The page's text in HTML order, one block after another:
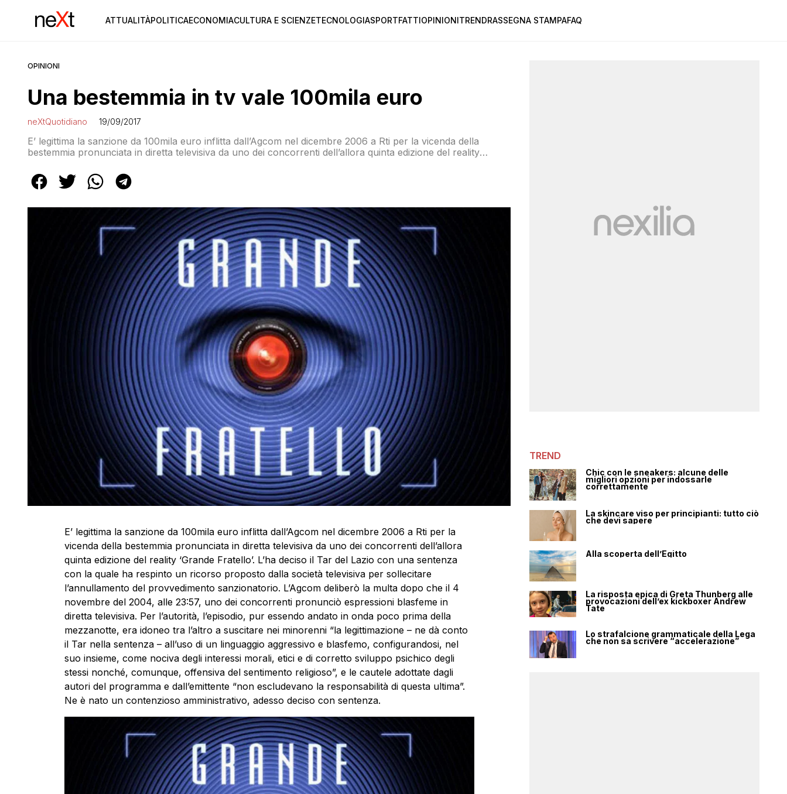
ATTUALITÀPOLITICAECONOMIACULTURA E SCIENZETECNOLOGIASPORTFATTIOPINIONITRENDRASSEGNA STAMPAFAQ
OPINIONI
Una bestemmia in tv vale 100mila euro
neXtQuotidiano 19/09/2017
E’ legittima la sanzione da 100mila euro inflitta dall’Agcom nel dicembre 2006 a Rti per la vicenda della
bestemmia pronunciata in diretta televisiva da uno dei concorrenti dell’allora quinta edizione del reality
dalla società televisiva per […]
E’ legittima la sanzione da 100mila euro inflitta dall’Agcom nel dicembre 2006 a Rti per la
vicenda della bestemmia pronunciata in diretta televisiva da uno dei concorrenti dell’allora
quinta edizione del reality ‘Grande Fratello’. L’ha deciso il Tar del Lazio con una sentenza
con la quale ha respinto un ricorso proposto dalla società televisiva per sollecitare
l’annullamento del provvedimento sanzionatorio. L’Agcom deliberò la multa dopo che il 4
novembre del 2004, alle 23:57, uno dei concorrenti pronunciò espressioni blasfeme in
diretta televisiva. Per l’autorità, l’episodio, pur essendo andato in onda poco prima della
mezzanotte, era idoneo tra l’altro a suscitare nei minorenni “la legittimazione – ne dà conto
il Tar nella sentenza – all’uso di un linguaggio aggressivo e blasfemo, configurandosi, nel
suo insieme, come nociva degli interessi morali, etici e di corretto sviluppo psichico degli
stessi nonché, comunque, offensiva del sentimento religioso”, e le cautele adottate dagli
autori del programma e dall’emittente “non escludevano la responsabilità di questa ultima”.
Ne è nato un contenzioso amministrativo, adesso deciso con sentenza.
TREND
Chic con le sneakers: alcune delle
migliori opzioni per indossarle
correttamente
La skincare viso per principianti: tutto ciò
che devi sapere
Alla scoperta dell’Egitto
La risposta epica di Greta Thunberg alle
provocazioni dell’ex kickboxer Andrew
Tate
Lo strafalcione grammaticale della Lega
che non sa scrivere “accelerazione”